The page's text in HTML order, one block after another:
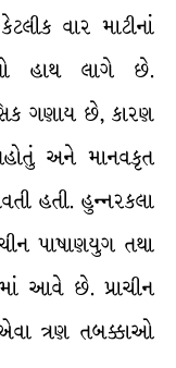
વાર માટીનાં
હાથ લાગે છે.
ગણાય છે, કારણ
અને માનવકૃત
હતી. હુન્નરકલા
પાષાણયુગ તથા
આવે છે. પ્રાચીન
ત્રણ તબક્કાઓ